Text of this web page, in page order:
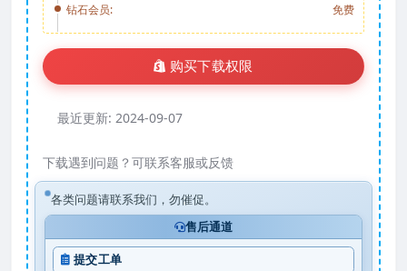
钻石会员:
免费
购买下载权限
最近更新: 2024-09-07
下载遇到问题？可联系客服或反馈
各类问题请联系我们，勿催促。
售后通道
提交工单